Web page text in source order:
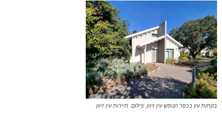
בקתות עץ בכפר הנופש עין זיוון. צילום: תיירות עין זיוון